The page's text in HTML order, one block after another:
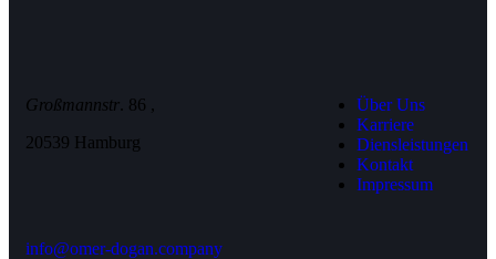
Großmannstr. 86 ,
20539 Hamburg
info@omer-dogan.company
Über Uns
Karriere
Diensleistungen
Kontakt
Impressum